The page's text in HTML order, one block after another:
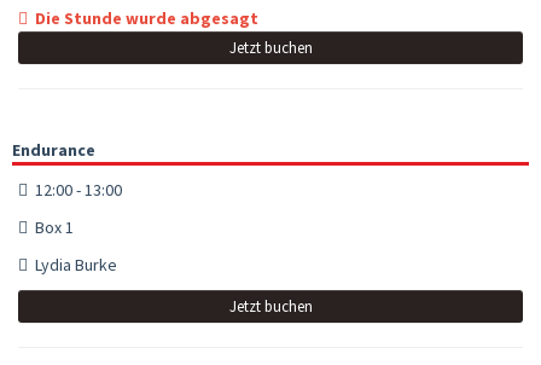
Die Stunde wurde abgesagt
Jetzt buchen
Endurance
12:00 - 13:00
Box 1
Lydia Burke
Jetzt buchen